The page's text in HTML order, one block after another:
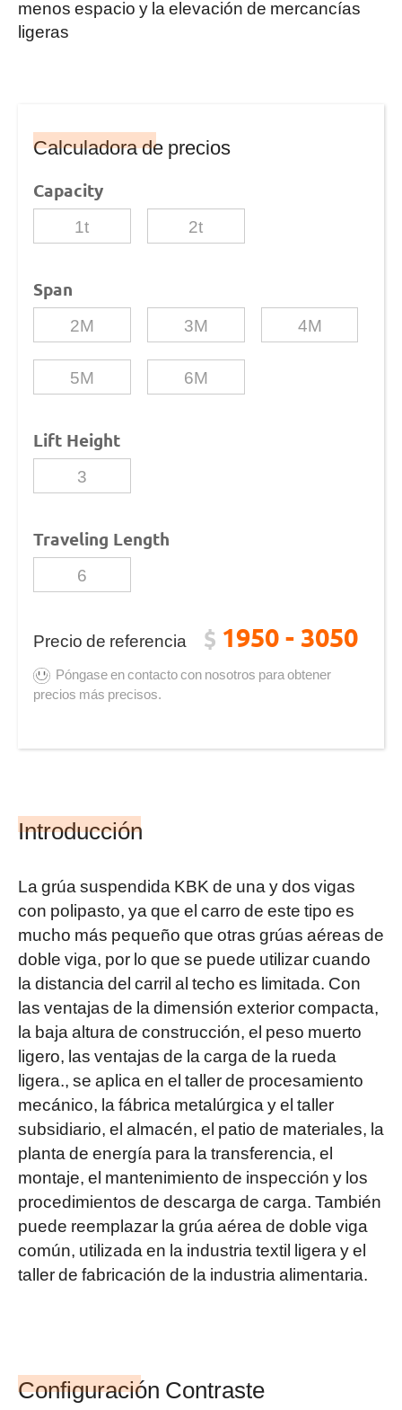
menos espacio y la elevación de mercancías
ligeras
Calculadora de precios
Capacity
1t 2t
Span
2M 3M 4M
5M 6M
Lift Height
3
Traveling Length
6
Precio de referencia $ 1950 - 3050
Póngase en contacto con nosotros para obtener
precios más precisos.
Introducción
La grúa suspendida KBK de una y dos vigas
con polipasto, ya que el carro de este tipo es
mucho más pequeño que otras grúas aéreas de
doble viga, por lo que se puede utilizar cuando
la distancia del carril al techo es limitada. Con
las ventajas de la dimensión exterior compacta,
la baja altura de construcción, el peso muerto
ligero, las ventajas de la carga de la rueda
ligera., se aplica en el taller de procesamiento
mecánico, la fábrica metalúrgica y el taller
subsidiario, el almacén, el patio de materiales, la
planta de energía para la transferencia, el
montaje, el mantenimiento de inspección y los
procedimientos de descarga de carga. También
puede reemplazar la grúa aérea de doble viga
común, utilizada en la industria textil ligera y el
taller de fabricación de la industria alimentaria.
Configuración Contraste